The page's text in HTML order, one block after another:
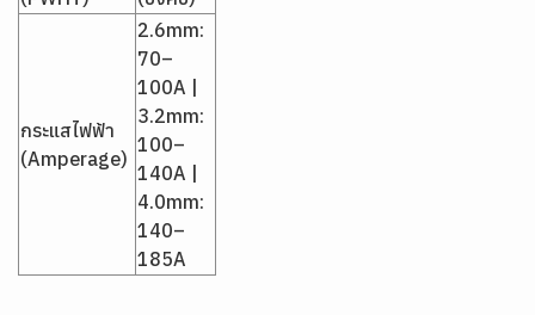
กระแสไฟฟ้า
(Amperage)
2.6mm:
70–
100A |
3.2mm:
100–
140A |
4.0mm:
140–
185A